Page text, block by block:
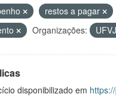
restos a pagar
Organizações:
disponibilizado em